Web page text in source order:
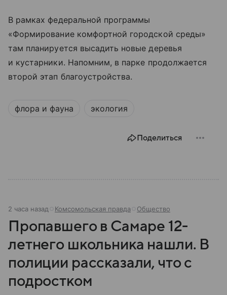
В рамках федеральной программы
«Формирование комфортной городской среды»
там планируется высадить новые деревья
и кустарники. Напомним, в парке продолжается
второй этап благоустройства.
флора и фауна экология
Поделиться
2 часа назад Комсомольская правда Общество
Пропавшего в Самаре 12-
летнего школьника нашли. В
полиции рассказали, что с
подростком